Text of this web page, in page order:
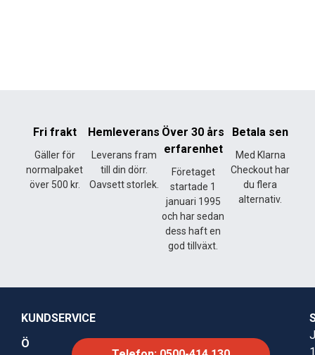
Fri frakt
Gäller för
normalpaket
över 500 kr.
Hemleverans
Leverans fram
till din dörr.
Oavsett storlek.
Över 30 års
erfarenhet
Företaget
startade 1
januari 1995
och har sedan
dess haft en
god tillväxt.
Betala sen
Med Klarna
Checkout har
du flera
alternativ.
KUNDSERVICE
Ö